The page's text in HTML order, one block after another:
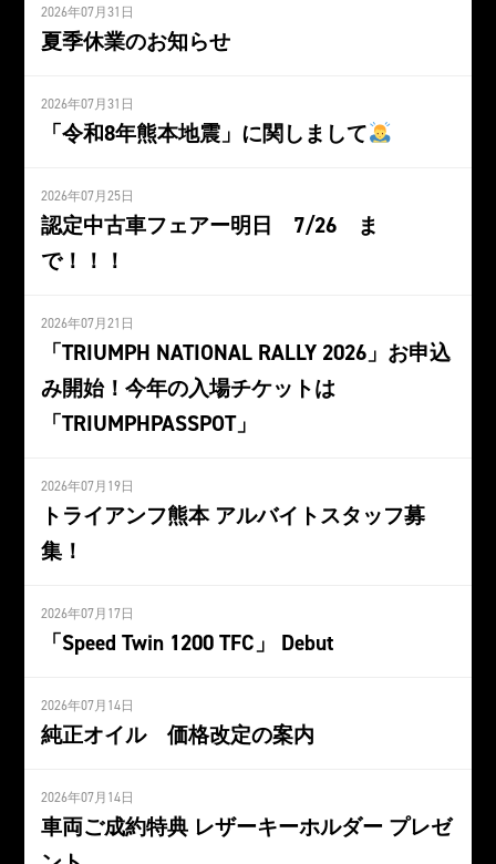
2026年07月31日
夏季休業のお知らせ
2026年07月31日
「令和8年熊本地震」に関しまして
2026年07月25日
認定中古車フェアー明日 7/26 ま
で！！！
2026年07月21日
「TRIUMPH NATIONAL RALLY 2026」お申込
み開始！今年の入場チケットは
「TRIUMPHPASSPOT」
2026年07月19日
トライアンフ熊本 アルバイトスタッフ募
集！
2026年07月17日
「Speed Twin 1200 TFC」 Debut
2026年07月14日
純正オイル 価格改定の案内
2026年07月14日
車両ご成約特典 レザーキーホルダー プレゼ